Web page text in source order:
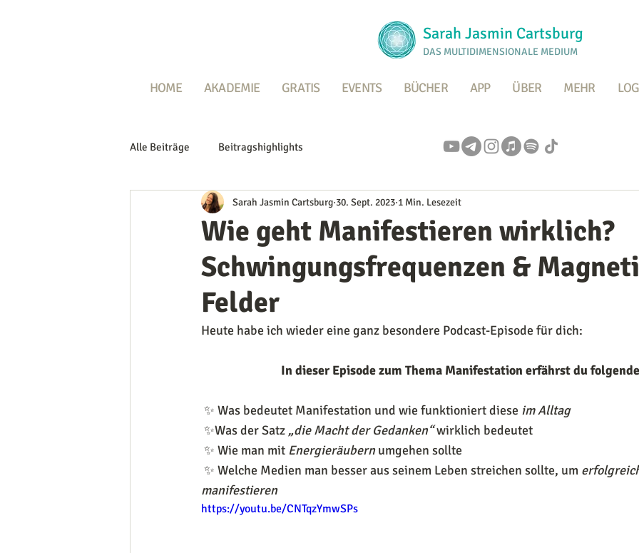
Sarah Jasmin Cartsburg
DAS MULTIDIMENSIONALE MEDIUM
HOME AKADEMIE GRATIS EVENTS BÜCHER APP ÜBER MEHR
Alle Beiträge Beitragshighlights
Wie geht Manifestieren wirklich?
Schwingungsfrequenzen &
Felder
Sarah Jasmin Cartsburg 30. Sept. 2023 1 Min. Lesezeit
Heute habe ich wieder eine ganz besondere Podcast-Episode für dich:
In dieser Episode zum Thema Manifestation erfährst du
✨ Was bedeutet Manifestation und wie funktioniert diese im Alltag
✨Was der Satz „die Macht der Gedanken“ wirklich bedeutet
✨ Wie man mit Energieräubern umgehen sollte
✨ Welche Medien man besser aus seinem Leben streichen sollte, um
manifestieren
https://youtu.be/CNTqzYmwSPs